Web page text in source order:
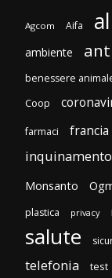
Agcom Aifa
ambiente
benessere
Coop
farmaci francia
inquinamento
Monsanto
plastica privacy
salute
telefonia test